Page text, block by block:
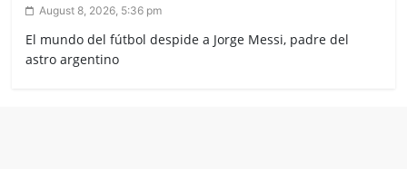
August 8, 2026, 5:36 pm
El mundo del fútbol despide a Jorge Messi, padre del
astro argentino